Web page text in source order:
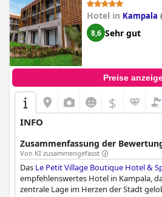
Hotel in Kampala
8,6 Sehr gut
Preise
$
INFO
Zusammenfassung der
Von KI zusammengefasst
Das Le Petit Village Boutique Hotel &
empfehlenswertes Hotel in Kampala,
zentrale Lage im Herzen der Stadt